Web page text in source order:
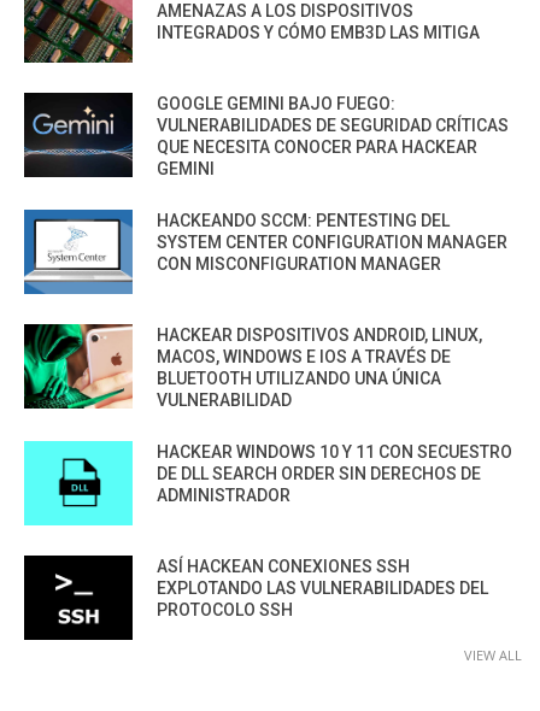
AMENAZAS A LOS DISPOSITIVOS
INTEGRADOS Y CÓMO EMB3D LAS MITIGA
GOOGLE GEMINI BAJO FUEGO:
VULNERABILIDADES DE SEGURIDAD CRÍTICAS
QUE NECESITA CONOCER PARA HACKEAR
GEMINI
HACKEANDO SCCM: PENTESTING DEL
SYSTEM CENTER CONFIGURATION MANAGER
CON MISCONFIGURATION MANAGER
HACKEAR DISPOSITIVOS ANDROID, LINUX,
MACOS, WINDOWS E IOS A TRAVÉS DE
BLUETOOTH UTILIZANDO UNA ÚNICA
VULNERABILIDAD
HACKEAR WINDOWS 10 Y 11 CON SECUESTRO
DE DLL SEARCH ORDER SIN DERECHOS DE
ADMINISTRADOR
ASÍ HACKEAN CONEXIONES SSH
EXPLOTANDO LAS VULNERABILIDADES DEL
PROTOCOLO SSH
VIEW ALL